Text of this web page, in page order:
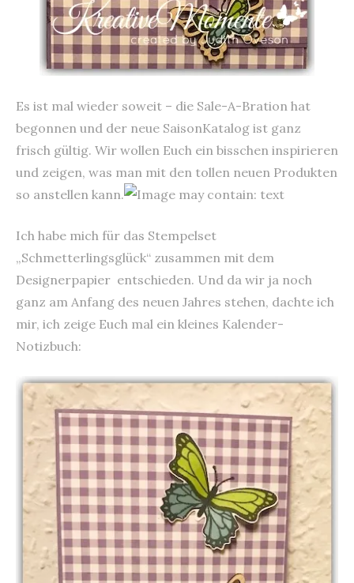
Es ist mal wieder soweit – die Sale-A-Bration hat
begonnen und der neue SaisonKatalog ist ganz
frisch gültig. Wir wollen Euch ein bisschen inspirieren
und zeigen, was man mit den tollen neuen Produkten
so anstellen kann.
Ich habe mich für das Stempelset
„Schmetterlingsglück“ zusammen mit dem
Designerpapier entschieden. Und da wir ja noch
ganz am Anfang des neuen Jahres stehen, dachte ich
mir, ich zeige Euch mal ein kleines Kalender-
Notizbuch: